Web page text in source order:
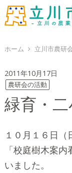
ホーム 立川市農研
2011年10月17日
農研会の活動
緑育・
１０月１６日
「校庭樹木案
いました。